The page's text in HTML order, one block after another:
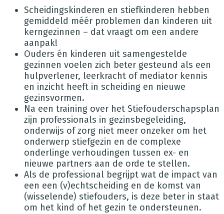
Scheidingskinderen en stiefkinderen hebben
gemiddeld méér problemen dan kinderen uit
kerngezinnen – dat vraagt om een andere
aanpak!
Ouders én kinderen uit samengestelde
gezinnen voelen zich beter gesteund als een
hulpverlener, leerkracht of mediator kennis
en inzicht heeft in scheiding en nieuwe
gezinsvormen.
Na een training over het Stiefouderschapsplan
zijn professionals in gezinsbegeleiding,
onderwijs of zorg niet meer onzeker om het
onderwerp stiefgezin en de complexe
onderlinge verhoudingen tussen ex- en
nieuwe partners aan de orde te stellen.
Als de professional begrijpt wat de impact van
een een (v)echtscheiding en de komst van
(wisselende) stiefouders, is deze beter in staat
om het kind of het gezin te ondersteunen.